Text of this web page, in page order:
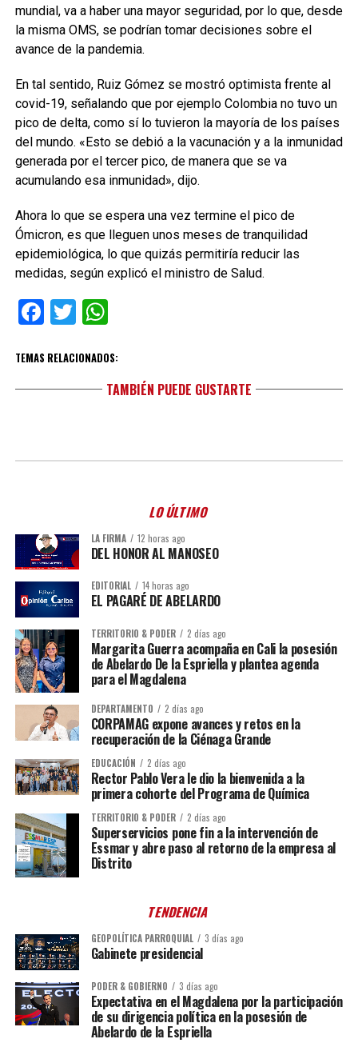
mundial, va a haber una mayor seguridad, por lo que, desde
la misma OMS, se podrían tomar decisiones sobre el
avance de la pandemia.
En tal sentido, Ruiz Gómez se mostró optimista frente al
covid-19, señalando que por ejemplo Colombia no tuvo un
pico de delta, como sí lo tuvieron la mayoría de los países
del mundo. «Esto se debió a la vacunación y a la inmunidad
generada por el tercer pico, de manera que se va
acumulando esa inmunidad», dijo.
Ahora lo que se espera una vez termine el pico de
Ómicron, es que lleguen unos meses de tranquilidad
epidemiológica, lo que quizás permitiría reducir las
medidas, según explicó el ministro de Salud.
Facebook
TwitterWhatsApp
TEMAS RELACIONADOS:
TAMBIÉN PUEDE GUSTARTE
LO ÚLTIMO
LA FIRMA 12 horas ago
DEL HONOR AL MANOSEO
EDITORIAL 14 horas ago
EL PAGARÉ DE ABELARDO
TERRITORIO & PODER 2 días ago
Margarita Guerra acompaña en Cali la posesión
de Abelardo De la Espriella y plantea agenda
para el Magdalena
DEPARTAMENTO 2 días ago
CORPAMAG expone avances y retos en la
recuperación de la Ciénaga Grande
EDUCACIÓN 2 días ago
Rector Pablo Vera le dio la bienvenida a la
primera cohorte del Programa de Química
TERRITORIO & PODER 2 días ago
Superservicios pone fin a la intervención de
Essmar y abre paso al retorno de la empresa al
Distrito
TENDENCIA
GEOPOLÍTICA PARROQUIAL 3 días ago
Gabinete presidencial
PODER & GOBIERNO 3 días ago
Expectativa en el Magdalena por la participación
de su dirigencia política en la posesión de
Abelardo de la Espriella